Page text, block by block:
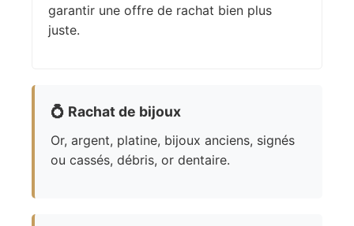
garantir une offre de rachat bien plus
juste.
💍 Rachat de bijoux
Or, argent, platine, bijoux anciens, signés
ou cassés, débris, or dentaire.